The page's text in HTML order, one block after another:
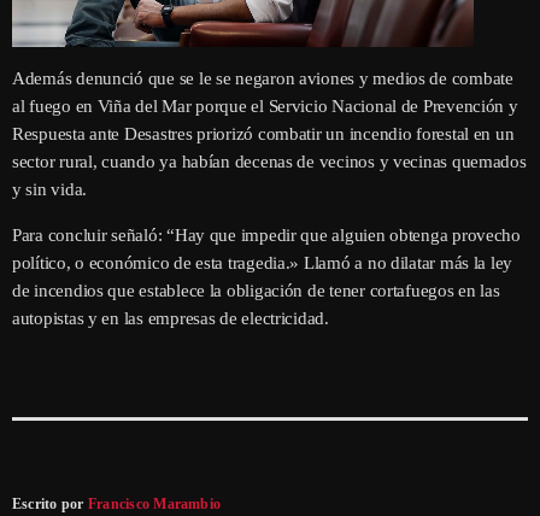
Además denunció que se le se negaron aviones y medios de combate
al fuego en Viña del Mar porque el Servicio Nacional de Prevención y
Respuesta ante Desastres priorizó combatir un incendio forestal en un
sector rural, cuando ya habían decenas de vecinos y vecinas quemados
y sin vida.
Para concluir señaló: “Hay que impedir que alguien obtenga provecho
político, o económico de esta tragedia.» Llamó a no dilatar más la ley
de incendios que establece la obligación de tener cortafuegos en las
autopistas y en las empresas de electricidad.
Escrito por Francisco Marambio